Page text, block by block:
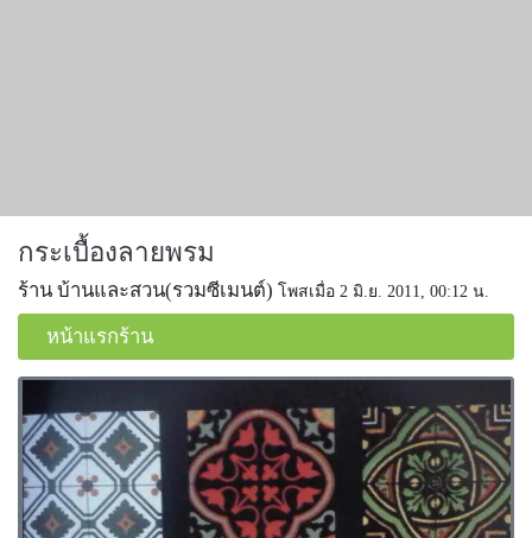
กระเบื้องลายพรม
ร้าน บ้านและสวน(รวมซีเมนต์) โพสเมื่อ 2 มิ.ย. 2011, 00:12 น.
หน้าแรกร้าน